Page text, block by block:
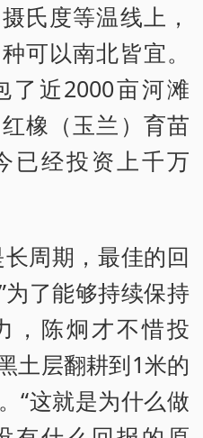
氏度等温线上，
可以南北皆宜。
了近2000亩河滩
橡（玉兰）育苗
已经投资上千万
周期，最佳的回
了能够持续保持
，陈炯才不惜投
土层翻耕到1米的
“这就是为什么做